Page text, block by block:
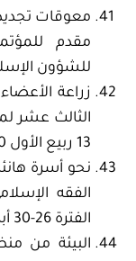
معوقات
مقدم
للشؤون الإسلامية.
زراعة
الثالث عشر
13 ربيع الأول 1430هـ/ 10 مارس 2009م.
نحو أسرة
الفقه
الفترة 26-30 أبريل 2009 بالشارقة.
البيئة من